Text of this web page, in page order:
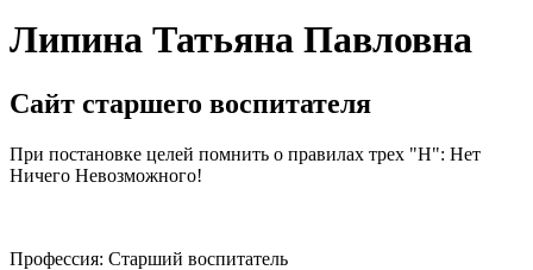
Липина Татьяна Павловна
Сайт старшего воспитателя
При постановке целей помнить о правилах трех "Н": Нет
Ничего Невозможного!
Профессия: Старший воспитатель